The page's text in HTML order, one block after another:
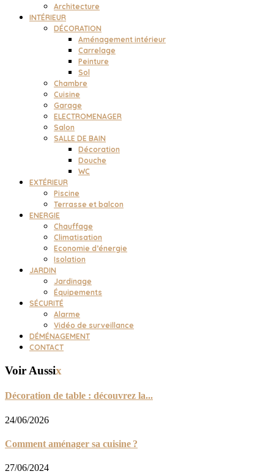
Architecture
INTÉRIEUR
DÉCORATION
Aménagement intérieur
Carrelage
Peinture
Sol
Chambre
Cuisine
Garage
ELECTROMENAGER
Salon
SALLE DE BAIN
Décoration
Douche
WC
EXTÉRIEUR
Piscine
Terrasse et balcon
ENERGIE
Chauffage
Climatisation
Economie d’énergie
Isolation
JARDIN
Jardinage
Équipements
SÉCURITÉ
Alarme
Vidéo de surveillance
DÉMÉNAGEMENT
CONTACT
Voir Aussix
Décoration de table : découvrez la...
24/06/2026
Comment aménager sa cuisine ?
27/06/2024